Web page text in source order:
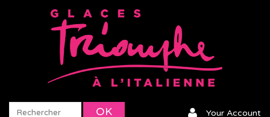
Your Account